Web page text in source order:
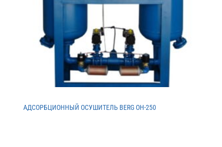
АДСОРБЦИОННЫЙ ОСУШИТЕЛЬ BERG ОH-250